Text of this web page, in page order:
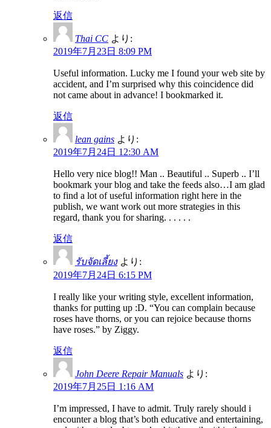
返信
Thai CC より:
2019年7月23日 8:09 PM
Useful information. Lucky me I found your web site by
accident, and I’m surprised why this coincidence did
not came about in advance! I bookmarked it.
返信
lean gains より:
2019年7月24日 12:30 AM
Hello very nice blog!! Man .. Beautiful .. Superb .. I’ll
bookmark your blog and take the feeds also…I am glad
to find a lot of useful information right here in the
publish, we want work out more strategies in this
regard, thank you for sharing. . . . . .
返信
รับจัดเลี้ยง より:
2019年7月24日 6:15 PM
I really like your writing style, excellent information,
thanks for putting up :D. “You can complain because
roses have thorns, or you can rejoice because thorns
have roses.” by Ziggy.
返信
John Deere Repair Manuals より:
2019年7月25日 1:16 AM
I’m impressed, I have to admit. Truly rarely should i
encounter a blog that’s both educative and entertaining,